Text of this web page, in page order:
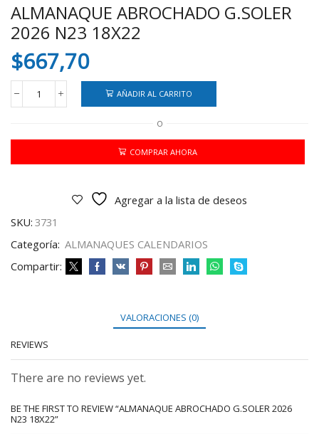
ALMANAQUE ABROCHADO G.SOLER
2026 N23 18X22
$667,70
ALMANAQUE
ABROCHADO
2026
18X22
AÑADIR AL CARRITO
O
COMPRAR AHORA
Agregar a la lista de deseos
SKU: 3731
Categoría: ALMANAQUES CALENDARIOS
Compartir:
VALORACIONES (0)
REVIEWS
There are no reviews yet.
BE THE FIRST TO REVIEW “ALMANAQUE ABROCHADO G.SOLER 2026
N23 18X22”